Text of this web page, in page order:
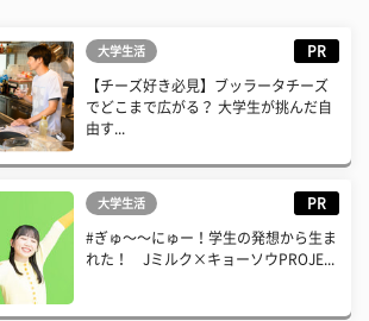
大学生活 PR
【チーズ好き必見】ブッラータチーズ
でどこまで広がる？ 大学生が挑んだ自
由す...
大学生活 PR
#ぎゅ〜〜にゅー！学生の発想から生ま
れた！ Jミルク×キョーソウPROJE...